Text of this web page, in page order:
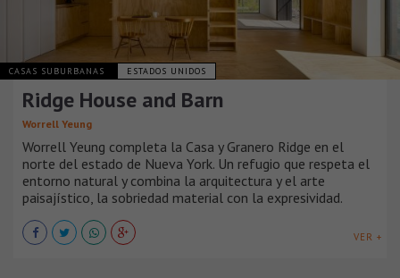
CASAS SUBURBANAS ESTADOS UNIDOS
Ridge House and Barn
Worrell Yeung
Worrell Yeung completa la Casa y Granero Ridge en el
norte del estado de Nueva York. Un refugio que respeta el
entorno natural y combina la arquitectura y el arte
paisajístico, la sobriedad material con la expresividad.
VER +